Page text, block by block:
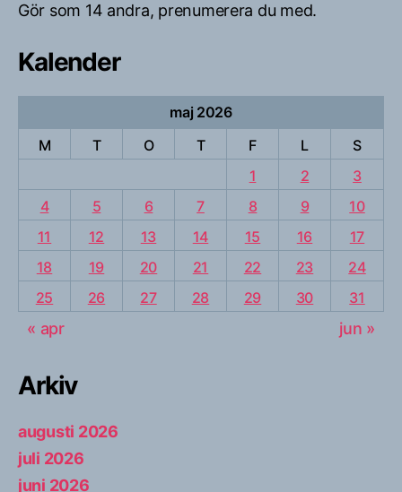
Gör som 14 andra, prenumerera du med.
Kalender
maj 2026
M
T O T F L
S
1
2
3
4
5 6 7 8 9
10
11
12 13 14 15 16
17
18
19 20 21 22 23
24
25
26 27 28 29 30 31
« apr jun »
Arkiv
augusti 2026
juli 2026
juni 2026